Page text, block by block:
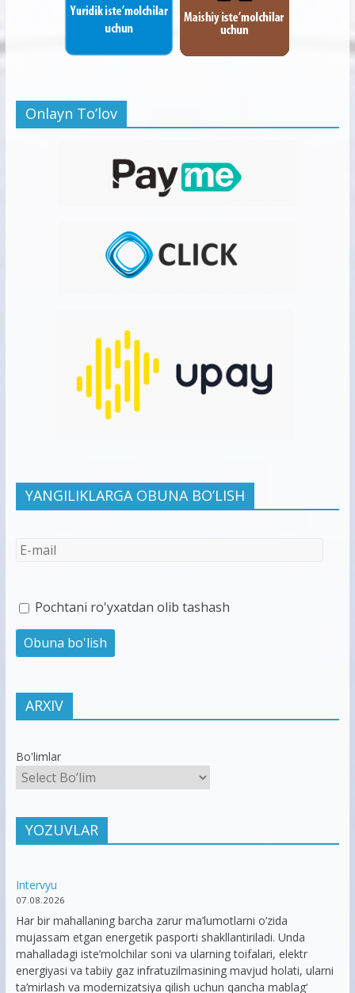
Onlayn To’lov
YANGILIKLARGA OBUNA BO’LISH
Pochtani ro'yxatdan olib tashash
ARXIV
Bo'limlar
YOZUVLAR
Intervyu
07.08.2026
Har bir mahallaning barcha zarur ma’lumotlarni o‘zida
mujassam etgan energetik pasporti shakllantiriladi. Unda
mahalladagi iste’molchilar soni va ularning toifalari, elektr
energiyasi va tabiiy gaz infratuzilmasining mavjud holati, ularni
ta’mirlash va modernizatsiya qilish uchun qancha mablag‘